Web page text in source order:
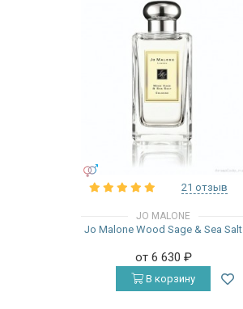
21 отзыв
JO MALONE
Jo Malone Wood Sage & Sea Salt
от 6 630 ₽
В корзину